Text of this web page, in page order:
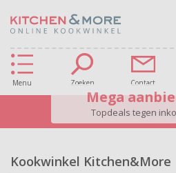
Menu Zoeken Contact
Gratis
Mega
Topdeals tegen
Kookwinkel Kitchen&More